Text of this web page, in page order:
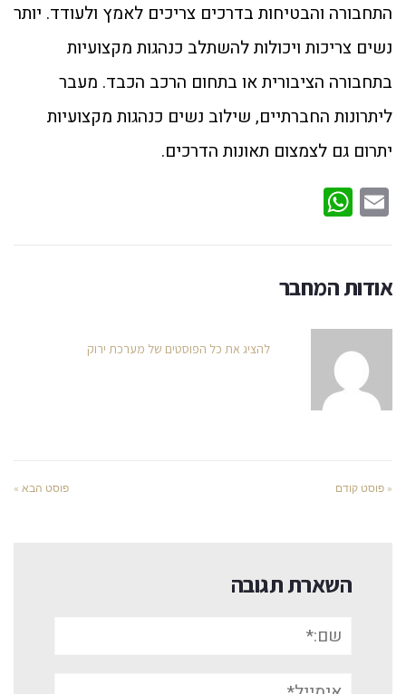
התחבורה והבטיחות בדרכים צריכים לאמץ ולעודד. יותר
נשים צריכות ויכולות להשתלב כנהגות מקצועיות
בתחבורה הציבורית או בתחום הרכב הכבד. מעבר
ליתרונות החברתיים, שילוב נשים כנהגות מקצועיות
יתרום גם לצמצום תאונות הדרכים.
Email
אודות המחבר
להציג את כל הפוסטים של מערכת ירוק
« פוסט קודם פוסט הבא »
השארת תגובה
אימייל*